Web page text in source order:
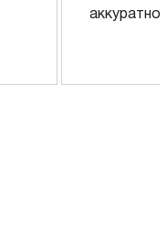
аккуратно